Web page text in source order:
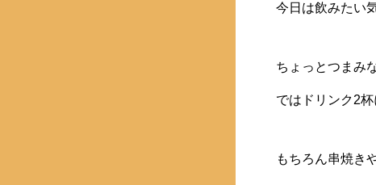
今日は飲みたい
ちょっとつまみ
ではドリンク2
もちろん串焼き